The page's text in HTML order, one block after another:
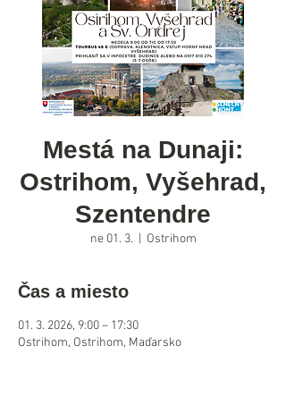
Mestá na Dunaji:
Ostrihom, Vyšehrad,
Szentendre
ne 01. 3. Ostrihom
Čas a miesto
01. 3. 2026, 9:00 – 17:30
Ostrihom, Ostrihom, Maďarsko